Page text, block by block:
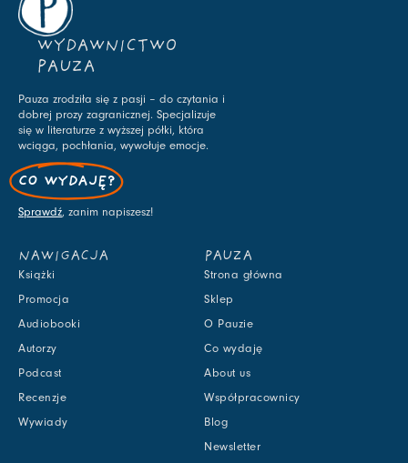
WYDAWNICTWO
PAUZA
Pauza zrodziła się z pasji – do czytania i
dobrej prozy zagranicznej. Specjalizuje
się w literaturze z wyższej półki, która
wciąga, pochłania, wywołuje emocje.
CO WYDAJĘ?
Sprawdź, zanim napiszesz!
NAWIGACJA
Książki
Promocja
Audiobooki
Autorzy
Podcast
Recenzje
Wywiady
PAUZA
Strona główna
Sklep
O Pauzie
Co wydaję
About us
Współpracownicy
Blog
Newsletter